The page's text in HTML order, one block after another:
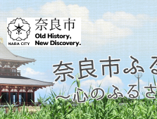
ー
ジ
の
先
頭
で
す
ニ
ュ
ー
を
飛
ば
し